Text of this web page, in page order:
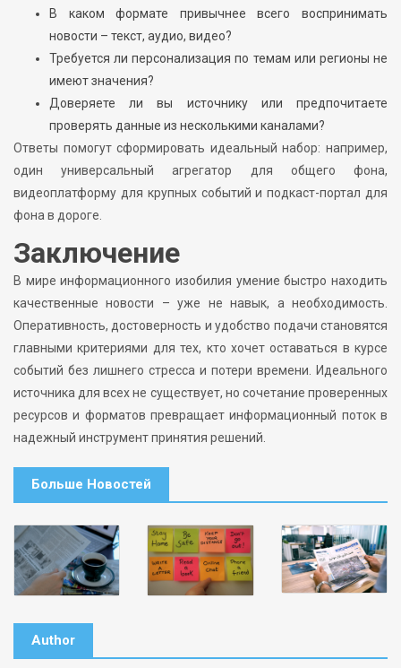
В каком формате привычнее всего воспринимать
новости – текст, аудио, видео?
Требуется ли персонализация по темам или регионы не
имеют значения?
Доверяете ли вы источнику или предпочитаете
проверять данные из несколькими каналами?
Ответы помогут сформировать идеальный набор: например,
один универсальный агрегатор для общего фона,
видеоплатформу для крупных событий и подкаст-портал для
фона в дороге.
Заключение
В мире информационного изобилия умение быстро находить
качественные новости – уже не навык, а необходимость.
Оперативность, достоверность и удобство подачи становятся
главными критериями для тех, кто хочет оставаться в курсе
событий без лишнего стресса и потери времени. Идеального
источника для всех не существует, но сочетание проверенных
ресурсов и форматов превращает информационный поток в
надежный инструмент принятия решений.
Больше Новостей
Author